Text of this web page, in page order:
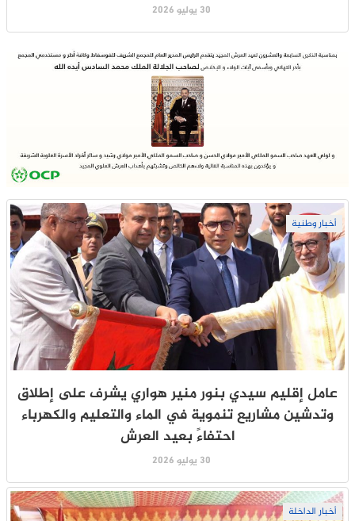
30 يوليو 2026
أخبار وطنية
عامل إقليم سيدي بنور منير هواري يشرف على إطلاق
وتدشين مشاريع تنموية في الماء والتعليم والكهرباء
احتفاءً بعيد العرش
30 يوليو 2026
أخبار الداخلة